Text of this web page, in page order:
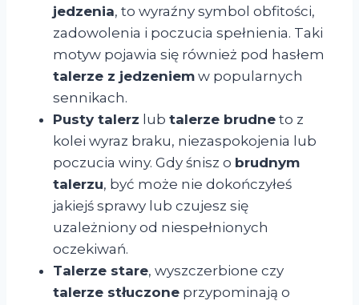
jedzenia, to wyraźny symbol obfitości,
zadowolenia i poczucia spełnienia. Taki
motyw pojawia się również pod hasłem
talerze z jedzeniem w popularnych
sennikach.
Pusty talerz lub talerze brudne to z
kolei wyraz braku, niezaspokojenia lub
poczucia winy. Gdy śnisz o brudnym
talerzu, być może nie dokończyłeś
jakiejś sprawy lub czujesz się
uzależniony od niespełnionych
oczekiwań.
Talerze stare, wyszczerbione czy
talerze stłuczone przypominają o